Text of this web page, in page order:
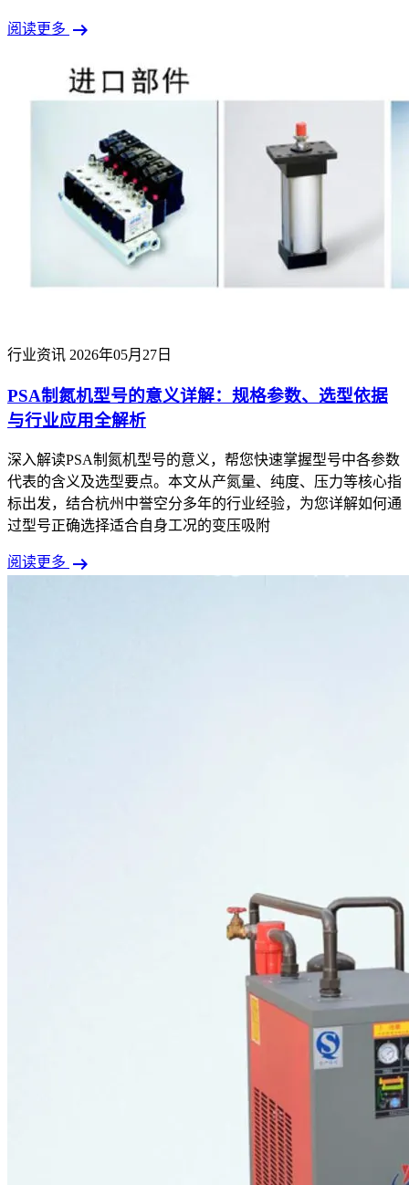
阅读更多 arrow_right_alt
行业资讯 2026年05月27日
PSA制氮机型号的意义详解：规格参数、选型依据
与行业应用全解析
深入解读PSA制氮机型号的意义，帮您快速掌握型号中各参数
代表的含义及选型要点。本文从产氮量、纯度、压力等核心指
标出发，结合杭州中誉空分多年的行业经验，为您详解如何通
过型号正确选择适合自身工况的变压吸附
阅读更多 arrow_right_alt